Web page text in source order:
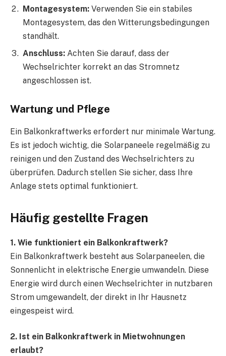
Montagesystem: Verwenden Sie ein stabiles
Montagesystem, das den Witterungsbedingungen
standhält.
Anschluss: Achten Sie darauf, dass der
Wechselrichter korrekt an das Stromnetz
angeschlossen ist.
Wartung und Pflege
Ein Balkonkraftwerks erfordert nur minimale Wartung.
Es ist jedoch wichtig, die Solarpaneele regelmäßig zu
reinigen und den Zustand des Wechselrichters zu
überprüfen. Dadurch stellen Sie sicher, dass Ihre
Anlage stets optimal funktioniert.
Häufig gestellte Fragen
1. Wie funktioniert ein Balkonkraftwerk?
Ein Balkonkraftwerk besteht aus Solarpaneelen, die
Sonnenlicht in elektrische Energie umwandeln. Diese
Energie wird durch einen Wechselrichter in nutzbaren
Strom umgewandelt, der direkt in Ihr Hausnetz
eingespeist wird.
2. Ist ein Balkonkraftwerk in Mietwohnungen
erlaubt?